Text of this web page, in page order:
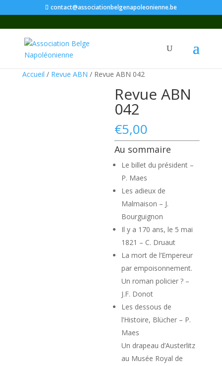
contact@associationbelgenapoleonienne.be
Accueil / Revue ABN / Revue ABN 042
Revue ABN
042
€5,00
Au sommaire
Le billet du président –
P. Maes
Les adieux de
Malmaison – J.
Bourguignon
Il y a 170 ans, le 5 mai
1821 – C. Druaut
La mort de l’Empereur
par empoisonnement.
Un roman policier ? –
J.F. Donot
Les dessous de
l’Histoire, Blücher – P.
Maes
Un drapeau d’Austerlitz
au Musée Royal de